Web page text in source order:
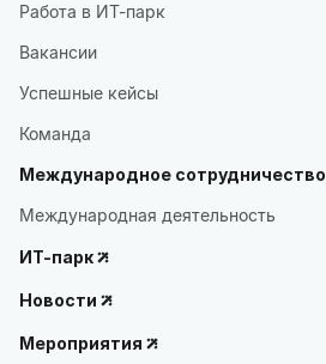
Работа в ИТ-парк
Вакансии
Успешные кейсы
Команда
Международное сотрудничество
Международная деятельность
ИТ-парк
Новости
Мероприятия